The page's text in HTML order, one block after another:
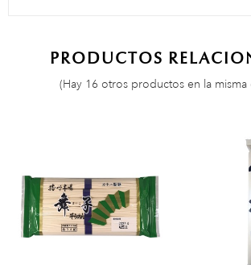
PRODUCTOS
(Hay 16 otros productos en la misma